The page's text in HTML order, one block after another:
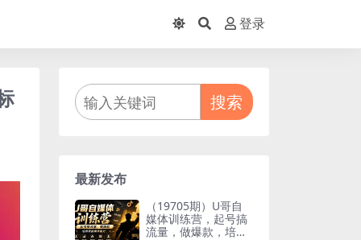
登录
搜索
最新发布
（19705期）U哥自
媒体训练营，起号搞
流量，做爆款，培养